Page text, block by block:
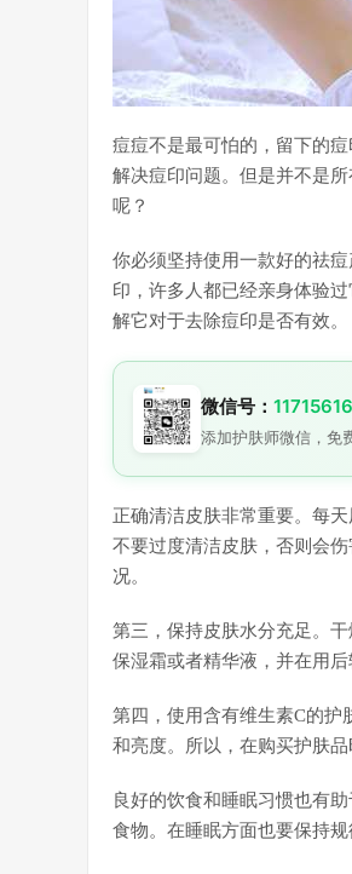
痘痘不是最可怕的，留下的
解决痘印问题。但是并不是
呢？
你必须坚持使用一款好的祛
印，许多人都已经亲身体验
解它对于去除痘印是否有效。
微信号： 11715616
添加护肤师微信，免
正确清洁皮肤非常重要。每
不要过度清洁皮肤，否则会
况。
第三，保持皮肤水分充足。
保湿霜或者精华液，并在用
第四，使用含有维生素C的护
和亮度。所以，在购买护肤
良好的饮食和睡眠习惯也有
食物。在睡眠方面也要保持规